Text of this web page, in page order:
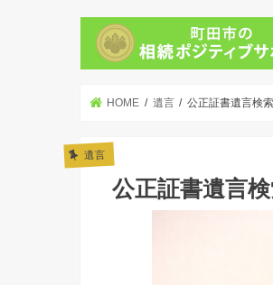
HOME 遺言 公正証書遺言検
遺言
公正証書遺言